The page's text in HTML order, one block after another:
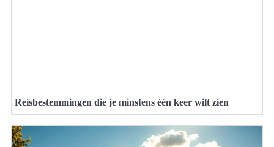
Reisbestemmingen die je minstens één keer wilt zien